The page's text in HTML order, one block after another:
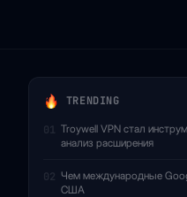
TRENDING
01 Troywell VPN стал
анализ расширения
02 Чем международные
США